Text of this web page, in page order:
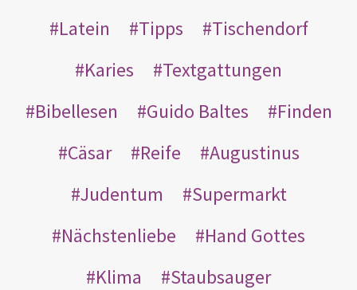
Latein
Tipps
Tischendorf
Karies
Textgattungen
Bibellesen
Guido Baltes
Finden
Cäsar
Reife
Augustinus
Judentum
Supermarkt
Nächstenliebe
Hand Gottes
Klima
Staubsauger